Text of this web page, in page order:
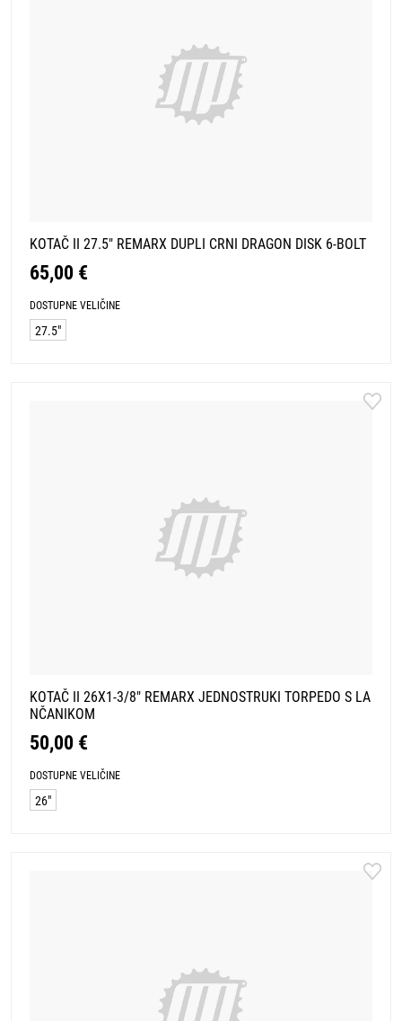
KOTAČ II 27.5" REMARX DUPLI CRNI DRAGON DISK 6-BOLT
65,00 €
DOSTUPNE VELIČINE
27.5"
KOTAČ II 26X1-3/8" REMARX JEDNOSTRUKI TORPEDO S LA
NČANIKOM
50,00 €
DOSTUPNE VELIČINE
26"